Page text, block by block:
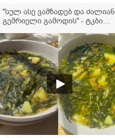
"სულ ასე ვამზადებ და ძალიან
გემრიელი გამოდის" - ტკბილი